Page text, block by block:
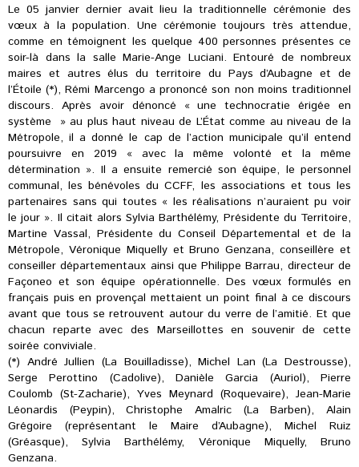
Le 05 janvier dernier avait lieu la traditionnelle cérémonie des
vœux à la population. Une cérémonie toujours très attendue,
comme en témoignent les quelque 400 personnes présentes ce
soir-là dans la salle Marie-Ange Luciani. Entouré de nombreux
maires et autres élus du territoire du Pays d’Aubagne et de
l’Étoile (*), Rémi Marcengo a prononcé son non moins traditionnel
discours. Après avoir dénoncé « une technocratie érigée en
système » au plus haut niveau de L’État comme au niveau de la
Métropole, il a donné le cap de l’action municipale qu’il entend
poursuivre en 2019 « avec la même volonté et la même
détermination ». Il a ensuite remercié son équipe, le personnel
communal, les bénévoles du CCFF, les associations et tous les
partenaires sans qui toutes « les réalisations n’auraient pu voir
le jour ». Il citait alors Sylvia Barthélémy, Présidente du Territoire,
Martine Vassal, Présidente du Conseil Départemental et de la
Métropole, Véronique Miquelly et Bruno Genzana, conseillère et
conseiller départementaux ainsi que Philippe Barrau, directeur de
Façoneo et son équipe opérationnelle. Des vœux formulés en
français puis en provençal mettaient un point final à ce discours
avant que tous se retrouvent autour du verre de l’amitié. Et que
chacun reparte avec des Marseillottes en souvenir de cette
soirée conviviale.
(*) André Jullien (La Bouilladisse), Michel Lan (La Destrousse),
Serge Perottino (Cadolive), Danièle Garcia (Auriol), Pierre
Coulomb (St-Zacharie), Yves Meynard (Roquevaire), Jean-Marie
Léonardis (Peypin), Christophe Amalric (La Barben), Alain
Grégoire (représentant le Maire d’Aubagne), Michel Ruiz
(Gréasque), Sylvia Barthélémy, Véronique Miquelly, Bruno
Genzana.